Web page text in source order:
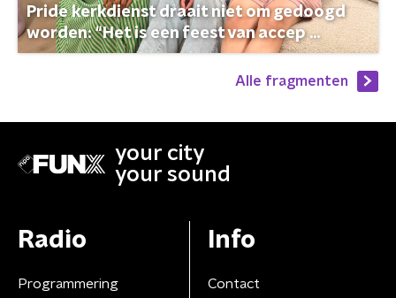
Pride kerkdienst draait niet om gedoogd
worden: “Het is een feest van accep ...
Alle fragmenten
your city
your sound
Radio
Programmering
Info
Contact